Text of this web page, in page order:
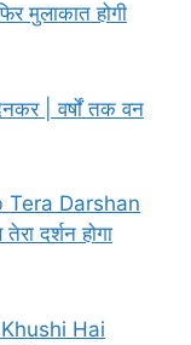
मुलाकात होगी
| वर्षों तक वन
Tera Darshan
दर्शन होगा
Hai